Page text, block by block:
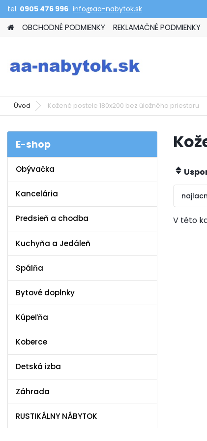
tel. 0905 476 996info@aa-nabytok.sk
OBCHODNÉ PODMIENKY REKLAMAČNÉ PODMIENKY
Úvod Kožené postele 180x200 bez úložného priestoru
E-shop
Obývačka
Kancelária
Predsieň a chodba
Kuchyňa a Jedáleň
Spálňa
Bytové doplnky
Kúpeľňa
Koberce
Detská izba
Záhrada
RUSTIKÁLNY NÁBYTOK
V této